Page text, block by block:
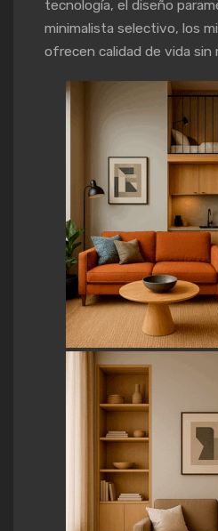
tecnología, el diseño
minimalista selectivo, los
ofrecen calidad de vida sin